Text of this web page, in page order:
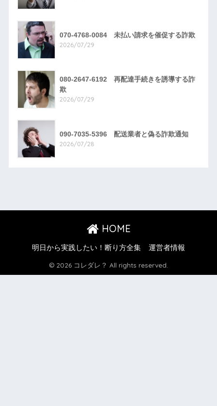
070-4768-0084 未払い請求を催促する詐欺
2026/07/29
080-2647-6192 再配達手続きを誘導する詐
欺
2026/07/29
090-7035-5396 配送業者と偽る詐欺通知
2026/07/28
HOME
明日から実践したい！断り方全集 運営者情報
© 2026 コレダレ？ All rights reserved.